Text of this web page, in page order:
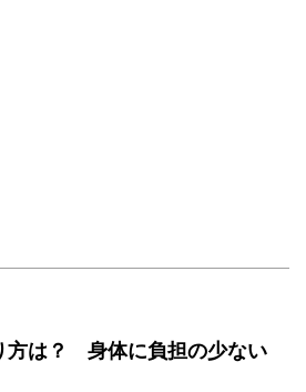
方は？ 身体に負担の少ない